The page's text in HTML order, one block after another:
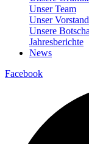
Unser Team
Unser Vorstand
Unsere
Jahresberichte
News
Facebook